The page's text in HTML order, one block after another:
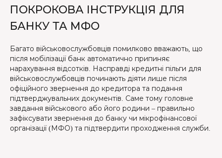
ПОКРОКОВА ІНСТРУКЦІЯ ДЛЯ
БАНКУ ТА МФО
Багато військовослужбовців помилково вважають, що
після мобілізації банк автоматично припиняє
нарахування відсотків. Насправді кредитні пільги для
військовослужбовців починають діяти лише після
офіційного звернення до кредитора та подання
підтверджувальних документів. Саме тому головне
завдання військового або його родини – правильно
зафіксувати звернення до банку чи мікрофінансової
організації (МФО) та підтвердити проходження служби.